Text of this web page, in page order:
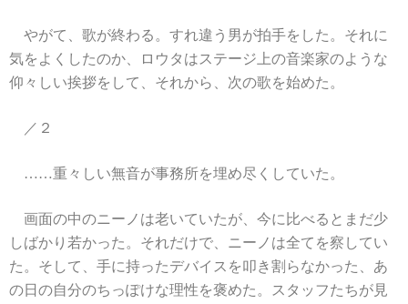
やがて、歌が終わる。すれ違う男が拍手をした。それに
気をよくしたのか、ロウタはステージ上の音楽家のような
仰々しい挨拶をして、それから、次の歌を始めた。
／２
……重々しい無音が事務所を埋め尽くしていた。
画面の中のニーノは老いていたが、今に比べるとまだ少
しばかり若かった。それだけで、ニーノは全てを察してい
た。そして、手に持ったデバイスを叩き割らなかった、あ
の日の自分のちっぽけな理性を褒めた。スタッフたちが見